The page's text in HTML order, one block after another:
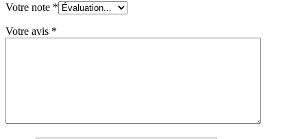
Votre note *
Votre avis *